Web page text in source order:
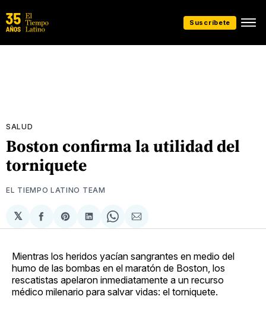
Suscríbete
SALUD
Boston confirma la utilidad del
torniquete
EL TIEMPO LATINO TEAM
𝕏
Compartir
en
Share
on
Compartir
en
Share
on
Compartir
via
Mientras los heridos yacían sangrantes en medio del
humo de las bombas en el maratón de Boston, los
rescatistas apelaron inmediatamente a un recurso
médico milenario para salvar vidas: el torniquete.